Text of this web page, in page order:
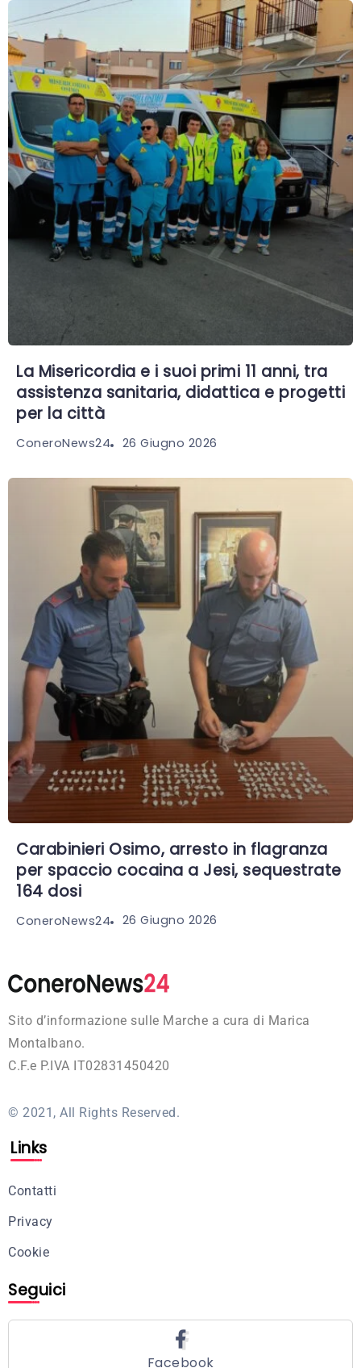
La Misericordia e i suoi primi 11 anni, tra
assistenza sanitaria, didattica e progetti
per la città
ConeroNews24 26 Giugno 2026
Carabinieri Osimo, arresto in flagranza
per spaccio cocaina a Jesi, sequestrate
164 dosi
ConeroNews24 26 Giugno 2026
Sito d’informazione sulle Marche a cura di Marica
Montalbano.
C.F.e P.IVA IT02831450420
© 2021, All Rights Reserved.
Links
Contatti
Privacy
Cookie
Seguici
Facebook